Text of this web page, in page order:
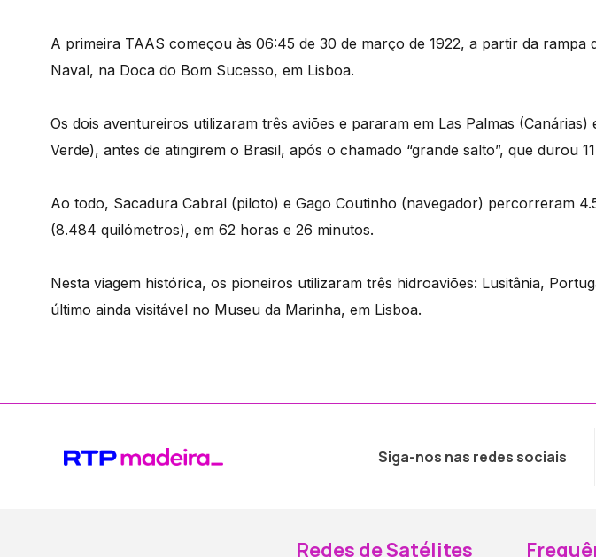
A primeira TAAS começou às 06:45 de 30 de março de 1922, a partir da rampa
Naval, na Doca do Bom Sucesso, em Lisboa.
Os dois aventureiros utilizaram três aviões e pararam em Las Palmas (Canárias)
Verde), antes de atingirem o Brasil, após o chamado “grande salto”, que durou
Ao todo, Sacadura Cabral (piloto) e Gago Coutinho (navegador) percorreram
(8.484 quilómetros), em 62 horas e 26 minutos.
Nesta viagem histórica, os pioneiros utilizaram três hidroaviões: Lusitânia,
último ainda visitável no Museu da Marinha, em Lisboa.
Siga-nos nas redes sociais
Redes de Satélites